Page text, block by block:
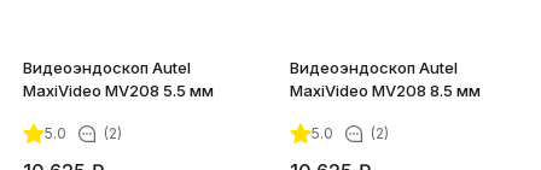
Видеоэндоскоп Autel
MaxiVideo MV208 5.5 мм
5.0 (2)
Видеоэндоскоп Autel
MaxiVideo MV208 8.5 мм
5.0 (2)